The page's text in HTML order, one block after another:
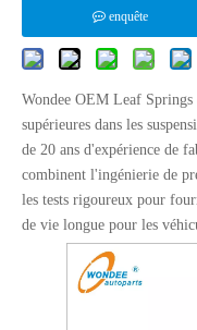
enquête
Wondee OEM Leaf Springs
supérieures dans les
de 20 ans d'expérience de
combinent l'ingénierie de
les tests rigoureux pour
de vie longue pour les